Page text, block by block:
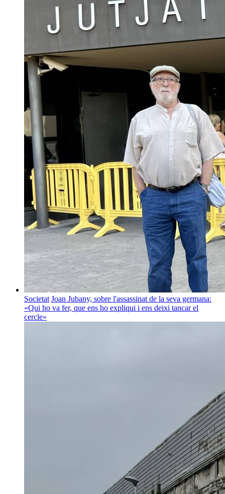
Societat Joan Jubany, sobre l'assassinat de la seva germana:
«Qui ho va fer, que ens ho expliqui i ens deixi tancar el
cercle»